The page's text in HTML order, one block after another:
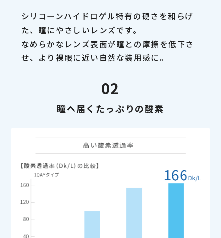
シリコーンハイドロゲル特有の硬さを和らげ
た、瞳にやさしいレンズです。
なめらかなレンズ表面が瞳との摩擦を低下さ
せ、より裸眼に近い自然な装用感に。
02
瞳へ届くたっぷりの酸素